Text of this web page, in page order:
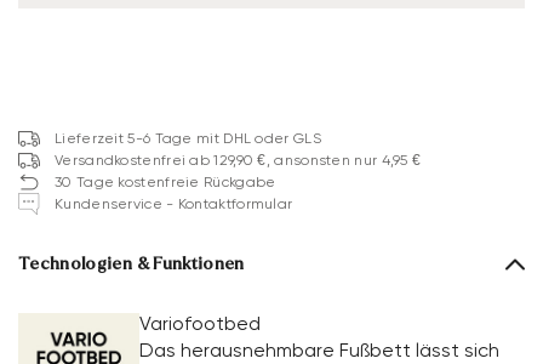
Lieferzeit 5-6 Tage mit DHL oder GLS
Versandkostenfrei ab 129,90 €, ansonsten nur 4,95 €
30 Tage kostenfreie Rückgabe
Kundenservice - Kontaktformular
Technologien & Funktionen
Variofootbed
Das herausnehmbare Fußbett lässt sich